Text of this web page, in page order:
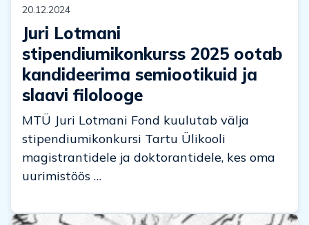
20.12.2024
Juri Lotmani
stipendiumikonkurss 2025 ootab
kandideerima semiootikuid ja
slaavi filolooge
MTÜ Juri Lotmani Fond kuulutab välja
stipendiumikonkursi Tartu Ülikooli
magistrantidele ja doktorantidele, kes oma
uurimistöös …